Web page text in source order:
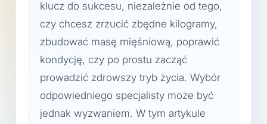
klucz do sukcesu, niezależnie od tego,
czy chcesz zrzucić zbędne kilogramy,
zbudować masę mięśniową, poprawić
kondycję, czy po prostu zacząć
prowadzić zdrowszy tryb życia. Wybór
odpowiedniego specjalisty może być
jednak wyzwaniem. W tym artykule